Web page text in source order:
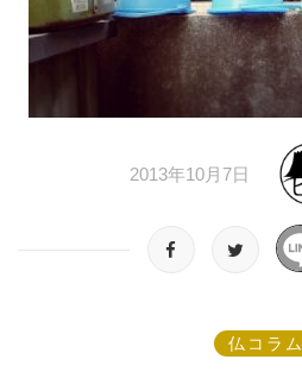
2013年10月7日
仏コラム